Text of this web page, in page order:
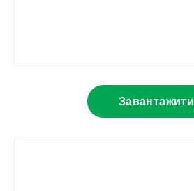
Завантажити